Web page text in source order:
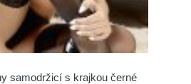
samodržicí s krajkou černé